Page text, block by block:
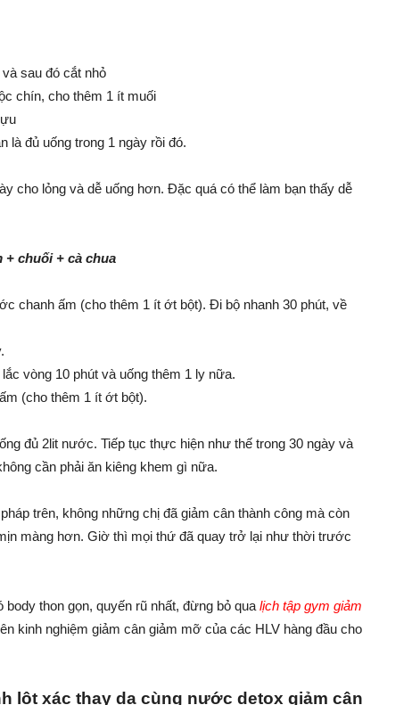
sau đó cắt nhỏ
chín, cho thêm 1 ít muối
là đủ uống trong 1 ngày rồi đó.
cho lỏng và dễ uống hơn. Đặc quá có thể làm bạn thấy dễ
+ chuối + cà chua
chanh ấm (cho thêm 1 ít ớt bột). Đi bộ nhanh 30 phút, về
vòng 10 phút và uống thêm 1 ly nữa.
(cho thêm 1 ít ớt bột).
đủ 2lit nước. Tiếp tục thực hiện như thế trong 30 ngày và
cần phải ăn kiêng khem gì nữa.
trên, không những chị đã giảm cân thành công mà còn
màng hơn. Giờ thì mọi thứ đã quay trở lại như thời trước
thon gọn, quyến rũ nhất, đừng bỏ qua lịch tập gym giảm
kinh nghiệm giảm cân giảm mỡ của các HLV hàng đầu cho
lột xác thay da cùng nước detox giảm cân